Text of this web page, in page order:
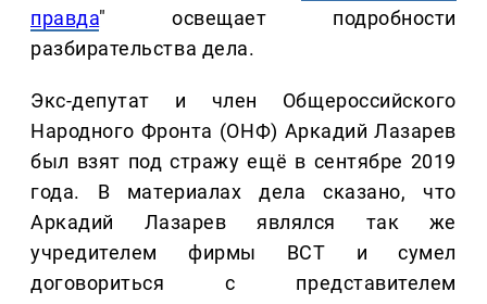
правда" освещает подробности
разбирательства дела.
Экс-депутат и член Общероссийского
Народного Фронта (ОНФ) Аркадий Лазарев
был взят под стражу ещё в сентябре 2019
года. В материалах дела сказано, что
Аркадий Лазарев являлся так же
учредителем фирмы ВСТ и сумел
договориться с представителем